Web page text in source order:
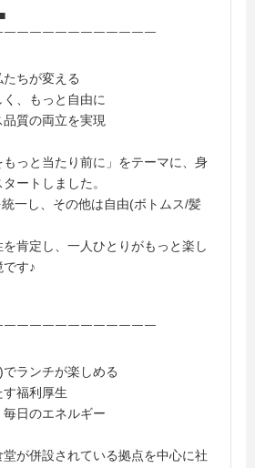
￣￣￣￣￣￣￣￣￣￣￣
ちが変える
、もっと自由に
質の両立を実現
もっと当たり前に」をテーマに、身
ートしました。
一し、その他は自由(ボトムス/髪
肯定し、一人ひとりがもっと楽し
です♪
￣￣￣￣￣￣￣￣￣￣￣
ランチが楽しめる
福利厚生
日のエネルギー
が併設されている拠点を中心に社